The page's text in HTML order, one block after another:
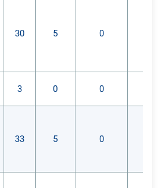
30 5 0
3 0 0
33 5 0